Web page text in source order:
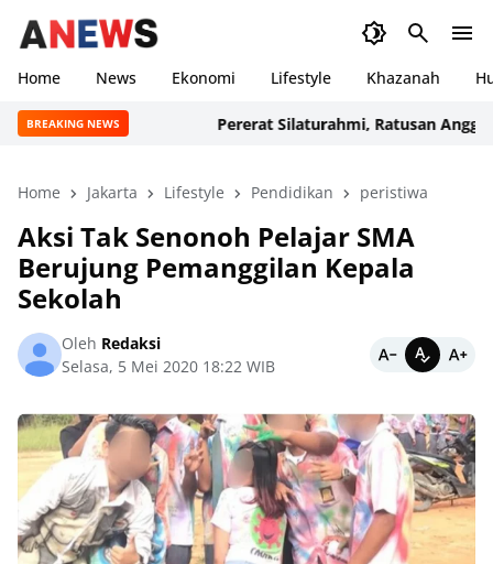
Home News Ekonomi Lifestyle Khazanah
BREAKING NEWS Pererat Silaturahmi, Ratusan Anggota
Home Jakarta Lifestyle Pendidikan peristiwa
Aksi Tak Senonoh Pelajar SMA
Berujung Pemanggilan Kepala
Sekolah
Oleh Redaksi
Selasa, 5 Mei 2020 18:22 WIB